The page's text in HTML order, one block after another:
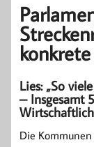
Lies: „So
– Insgesamt
Die